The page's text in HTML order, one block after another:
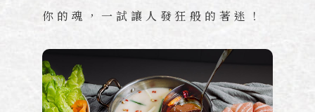
你的魂，一試讓人發狂般的著迷！